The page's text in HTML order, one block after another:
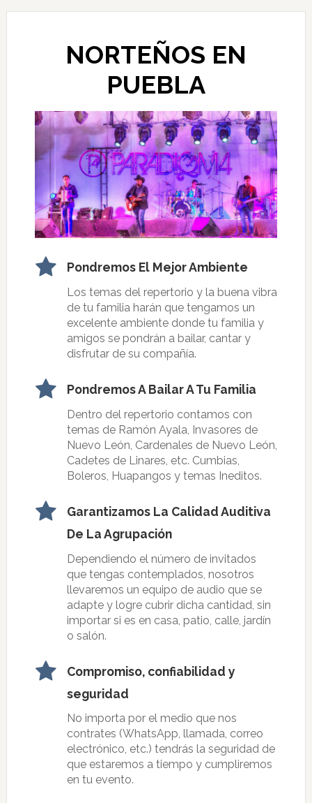
NORTEÑOS EN
PUEBLA
Pondremos El Mejor Ambiente
Los temas del repertorio y la buena vibra
de tu familia harán que tengamos un
excelente ambiente donde tu familia y
amigos se pondrán a bailar, cantar y
disfrutar de su compañía.
Pondremos A Bailar A Tu Familia
Dentro del repertorio contamos con
temas de Ramón Ayala, Invasores de
Nuevo León, Cardenales de Nuevo León,
Cadetes de Linares, etc. Cumbias,
Boleros, Huapangos y temas Ineditos.
Garantizamos La Calidad Auditiva
De La Agrupación
Dependiendo el número de invitados
que tengas contemplados, nosotros
llevaremos un equipo de audio que se
adapte y logre cubrir dicha cantidad, sin
importar si es en casa, patio, calle, jardín
o salón.
Compromiso, confiabilidad y
seguridad
No importa por el medio que nos
contrates (WhatsApp, llamada, correo
electrónico, etc.) tendrás la seguridad de
que estaremos a tiempo y cumpliremos
en tu evento.